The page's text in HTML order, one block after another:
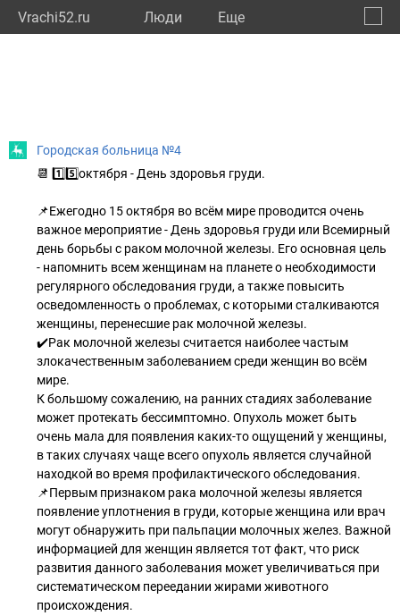
Vrachi52.ru Люди Eще
Городская больница №4
📆 1️⃣5️⃣октября - День здоровья груди.
📌Ежегодно 15 октября во всём мире проводится очень
важное мероприятие - День здоровья груди или Всемирный
день борьбы с раком молочной железы. Его основная цель
- напомнить всем женщинам на планете о необходимости
регулярного обследования груди, а также повысить
осведомленность о проблемах, с которыми сталкиваются
женщины, перенесшие рак молочной железы.
✔️Рак молочной железы считается наиболее частым
злокачественным заболеванием среди женщин во всём
мире.
К большому сожалению, на ранних стадиях заболевание
может протекать бессимптомно. Опухоль может быть
очень мала для появления каких-то ощущений у женщины,
в таких случаях чаще всего опухоль является случайной
находкой во время профилактического обследования.
📌Первым признаком рака молочной железы является
появление уплотнения в груди, которые женщина или врач
могут обнаружить при пальпации молочных желез. Важной
информацией для женщин является тот факт, что риск
развития данного заболевания может увеличиваться при
систематическом переедании жирами животного
происхождения.